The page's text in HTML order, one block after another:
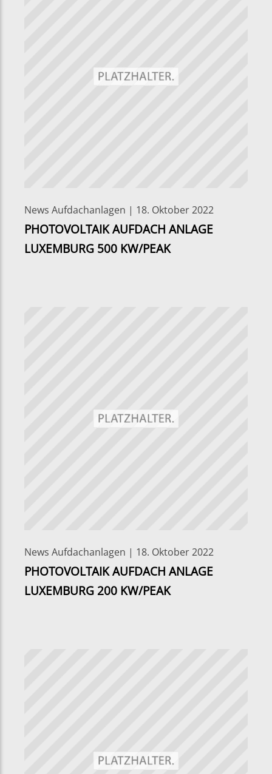
News Aufdachanlagen | 18. Oktober 2022
PHOTOVOLTAIK AUFDACH ANLAGE
LUXEMBURG 500 KW/PEAK
News Aufdachanlagen | 18. Oktober 2022
PHOTOVOLTAIK AUFDACH ANLAGE
LUXEMBURG 200 KW/PEAK